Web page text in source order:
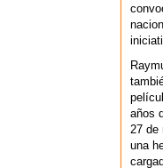
años
27 de
una